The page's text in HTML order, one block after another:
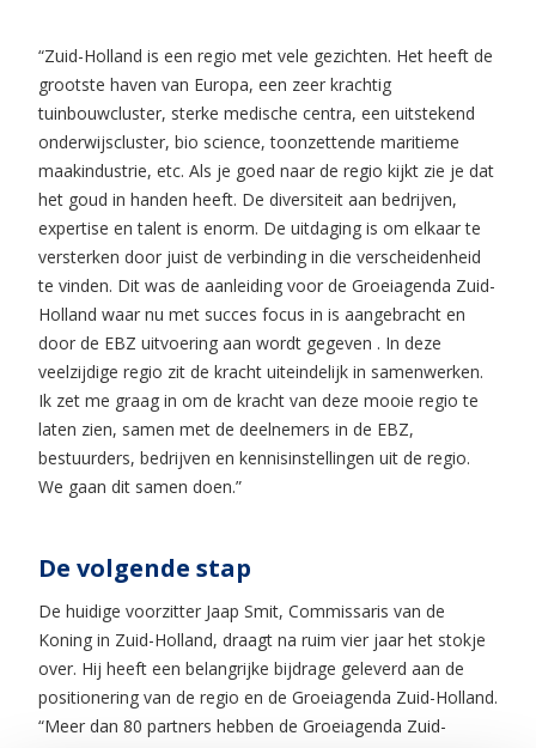
“Zuid-Holland is een regio met vele gezichten. Het heeft de
grootste haven van Europa, een zeer krachtig
tuinbouwcluster, sterke medische centra, een uitstekend
onderwijscluster, bio science, toonzettende maritieme
maakindustrie, etc. Als je goed naar de regio kijkt zie je dat
het goud in handen heeft. De diversiteit aan bedrijven,
expertise en talent is enorm. De uitdaging is om elkaar te
versterken door juist de verbinding in die verscheidenheid
te vinden. Dit was de aanleiding voor de Groeiagenda Zuid-
Holland waar nu met succes focus in is aangebracht en
door de EBZ uitvoering aan wordt gegeven . In deze
veelzijdige regio zit de kracht uiteindelijk in samenwerken.
Ik zet me graag in om de kracht van deze mooie regio te
laten zien, samen met de deelnemers in de EBZ,
bestuurders, bedrijven en kennisinstellingen uit de regio.
We gaan dit samen doen.”
De volgende stap
De huidige voorzitter Jaap Smit, Commissaris van de
Koning in Zuid-Holland, draagt na ruim vier jaar het stokje
over. Hij heeft een belangrijke bijdrage geleverd aan de
positionering van de regio en de Groeiagenda Zuid-Holland.
“Meer dan 80 partners hebben de Groeiagenda Zuid-